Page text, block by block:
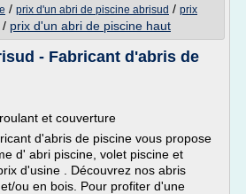
/ prix d'un abri de piscine abrisud / prix
/ prix d'un abri de piscine haut
- Fabricant d'abris de
et couverture
d'abris de piscine vous propose
d' abri piscine, volet piscine et
d'usine . Découvrez nos abris
ou en bois. Pour profiter d'une